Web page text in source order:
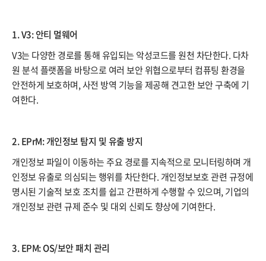
1. V3: 안티 멀웨어
V3는 다양한 경로를 통해 유입되는 악성코드를 원천 차단한다. 다차
원 분석 플랫폼을 바탕으로 여러 보안 위협으로부터 컴퓨팅 환경을
안전하게 보호하며, 사전 방역 기능을 제공해 견고한 보안 구축에 기
여한다.
2. EPrM: 개인정보 탐지 및 유출 방지
개인정보 파일이 이동하는 주요 경로를 지속적으로 모니터링하며 개
인정보 유출로 의심되는 행위를 차단한다. 개인정보보호 관련 규정에
명시된 기술적 보호 조치를 쉽고 간편하게 수행할 수 있으며, 기업의
개인정보 관련 규제 준수 및 대외 신뢰도 향상에 기여한다.
3. EPM: OS/보안 패치 관리